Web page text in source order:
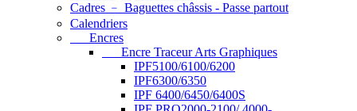
Cadres ﹣ Baguettes châssis - Passe partout
Calendriers
Encres
Encre Traceur Arts Graphiques
IPF5100/6100/6200
IPF6300/6350
IPF 6400/6450/6400S